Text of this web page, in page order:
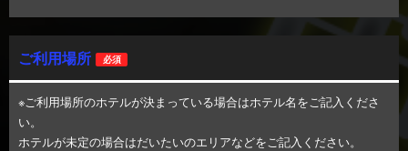
ご利用場所 必須
※ご利用場所のホテルが決まっている場合はホテル名をご記入くださ
い。
ホテルが未定の場合はだいたいのエリアなどをご記入ください。